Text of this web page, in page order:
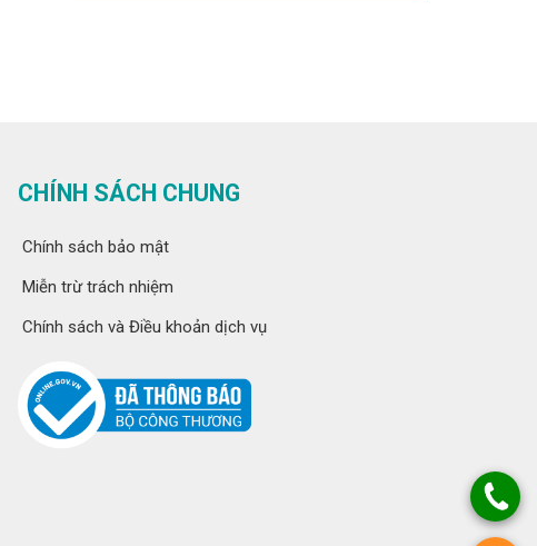
CHÍNH SÁCH CHUNG
Chính sách bảo mật
Miễn trừ trách nhiệm
Chính sách và Điều khoản dịch vụ